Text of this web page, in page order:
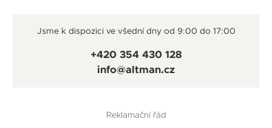
Jsme k dispozici ve všední dny od 9:00 do 17:00
+420 354 430 128
info@altman.cz
Reklamační řád